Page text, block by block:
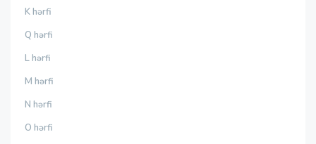
K hərfi
Q hərfi
L hərfi
M hərfi
N hərfi
O hərfi